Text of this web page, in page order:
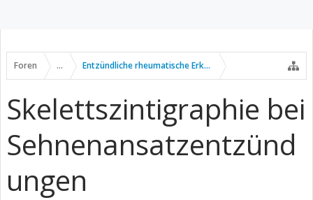
Foren ... Entzündliche rheumatische Erkrankungen
Skelettszintigraphie bei
Sehnenansatzentzünd
ungen